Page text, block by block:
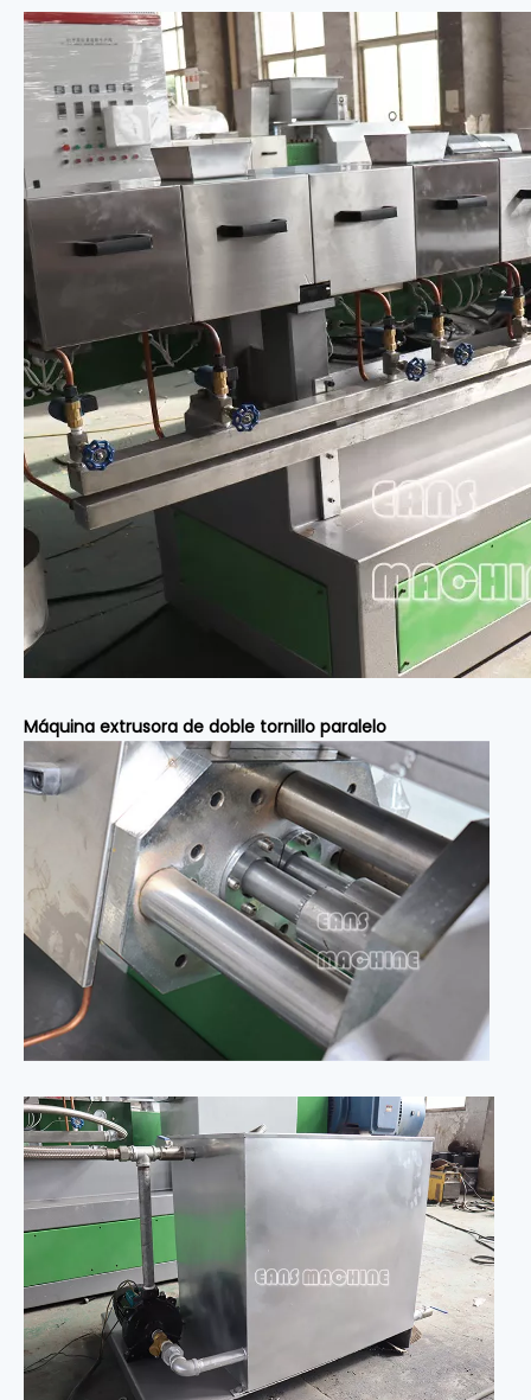
Máquina extrusora de doble tornillo paralelo